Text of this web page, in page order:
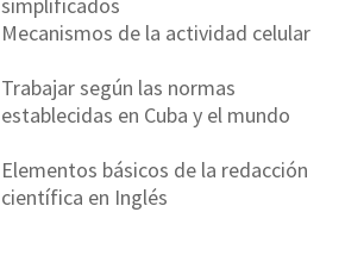
Mecanismos de la actividad celular
Trabajar según las normas
establecidas en Cuba y el mundo
Elementos básicos de la redacción
científica en Inglés